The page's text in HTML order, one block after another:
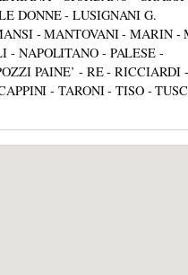
DONNE - LUSIGNANI G.
- MANTOVANI - MARIN -
- NAPOLITANO - PALESE -
PAINE’ - RE - RICCIARDI
- TARONI - TISO -